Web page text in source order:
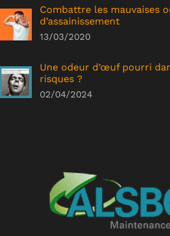
Combattre les mauvaises
d’assainissement
13/03/2020
Une odeur d’œuf pourri
risques ?
02/04/2024